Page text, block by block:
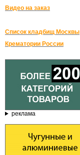
Видео на заказ
Список кладбищ Москвы
Крематории России
реклама